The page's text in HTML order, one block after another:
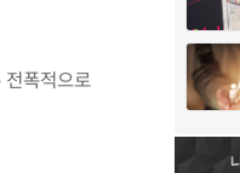
폭적으로